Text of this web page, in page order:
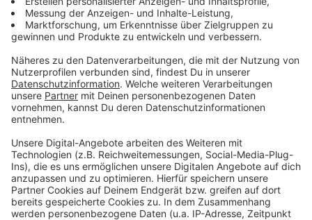
Weitere Infos und Links zu diesem Thema:
Anzeige
Der Spielplan der Borussia
Die Homepage von Borussia Düsseldorf
Anzeige